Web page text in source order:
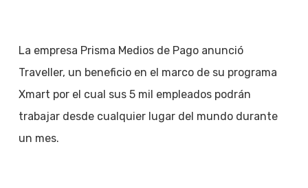
La empresa Prisma Medios de Pago anunció
Traveller, un beneficio en el marco de su programa
Xmart por el cual sus 5 mil empleados podrán
trabajar desde cualquier lugar del mundo durante
un mes.